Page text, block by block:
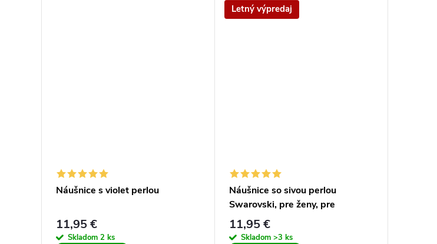
Náušnice s violet perlou
11,95 €
Skladom 2 ks
Letný výpredaj
Náušnice so sivou perlou
Swarovski, pre ženy, pre
dievčatá, napichovacie
11,95 €
Skladom >3 ks